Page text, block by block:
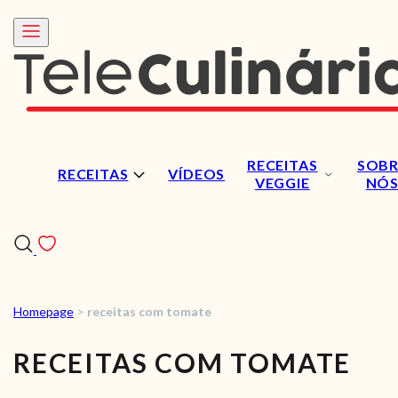
RECEITAS VÍDEOS
RECEITAS
VEGGIE
NÓS
RECEITAS
VÍDEOS
Homepage > receitas com tomate
RECEITAS COM TOMATE